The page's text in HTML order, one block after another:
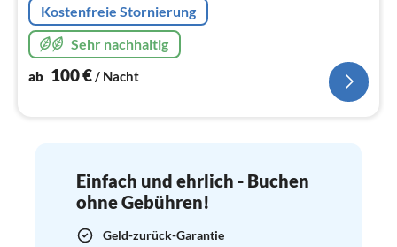
Kostenfreie Stornierung
Sehr nachhaltig
ab 100€/ Nacht
Einfach und ehrlich - Buchen
ohne Gebühren!
Geld-zurück-Garantie